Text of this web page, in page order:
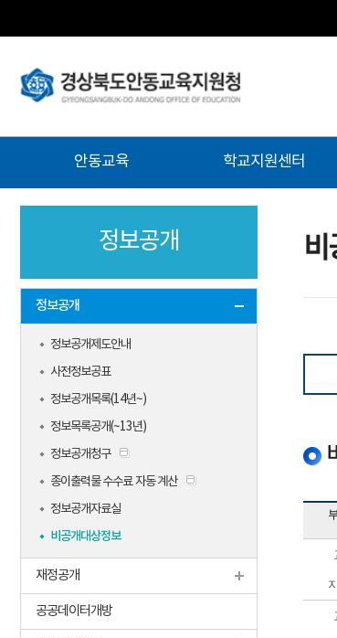
뉴
안동교육 학교지원센터
정보공개
정보공개
정보공개제도안내
사전정보공표
정보공개목록(14년~)
정보목록공개(~13년)
정보공개청구
종이출력물 수수료 자동 계산
정보공개자료실
비공개대상정보
재정공개
공공데이터개방
비